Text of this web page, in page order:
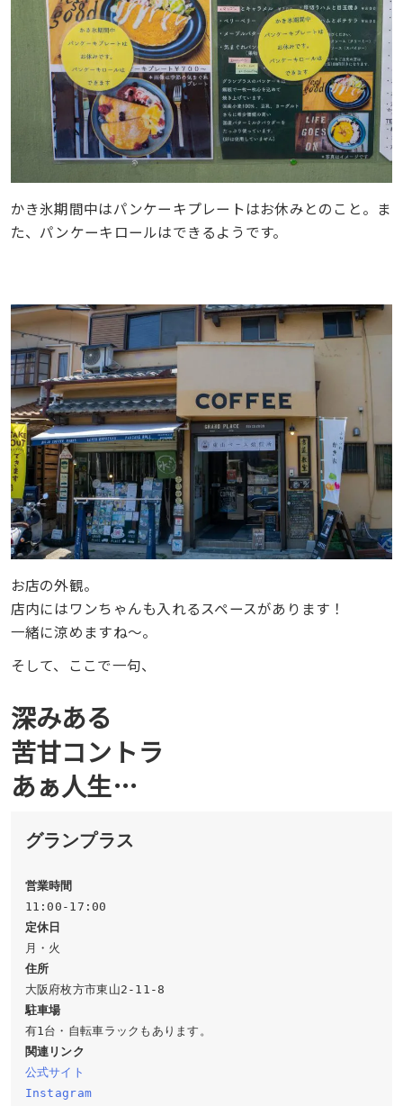
かき氷期間中はパンケーキプレートはお休みとのこと。ま
た、パンケーキロールはできるようです。
お店の外観。
店内にはワンちゃんも入れるスペースがあります！
一緒に涼めますね〜。
そして、ここで一句、
深みある
苦甘コントラ
あぁ人生…
グランプラス
営業時間
定休日
住所
駐車場
関連リンク
公式サイト
Instagram